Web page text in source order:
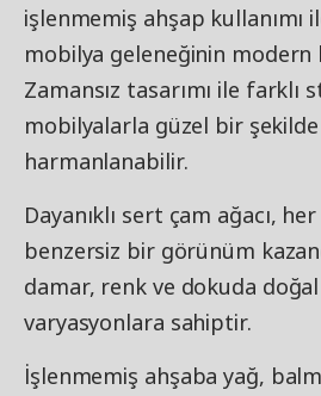
işlenmemiş ahşap kullanımı
mobilya geleneğinin modern
Zamansız tasarımı ile farklı
mobilyalarla güzel bir şekilde
harmanlanabilir.
Dayanıklı sert çam ağacı,
benzersiz bir görünüm
damar, renk ve dokuda doğal
varyasyonlara sahiptir.
İşlenmemiş ahşaba yağ,